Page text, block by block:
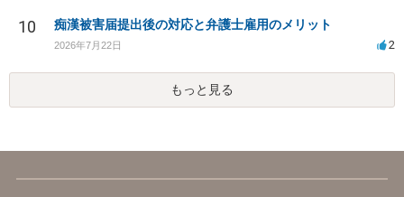
10 痴漢被害届提出後の対応と弁護士雇用のメリット
2026年7月22日 2
もっと見る